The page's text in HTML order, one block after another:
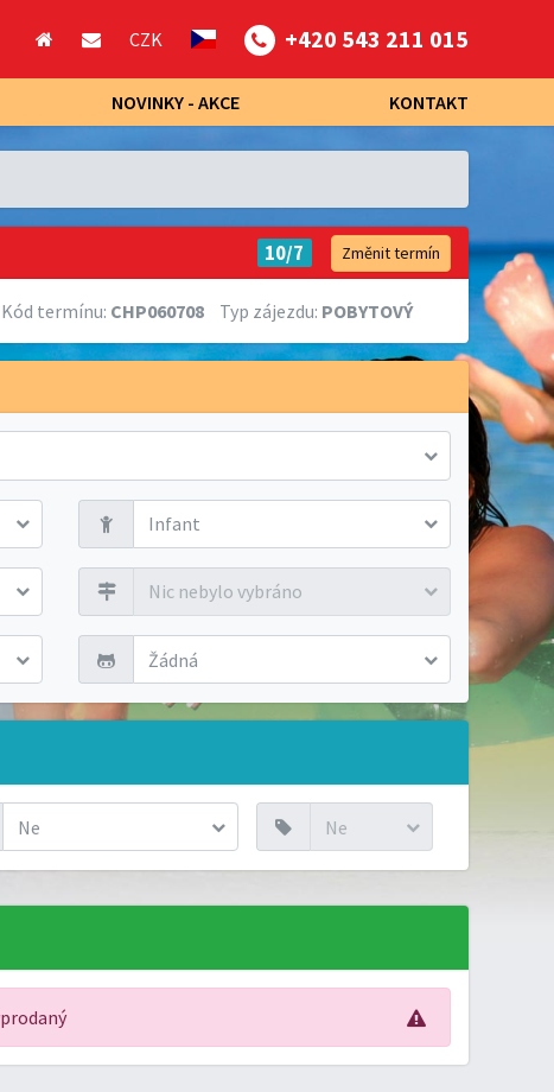
CZK +420 543 211 015
NOVINKY - AKCE KONTAKT
Změnit termín
10/7
Kód termínu: CHP060708 Typ zájezdu: POBYTOVÝ
Infant
Nic nebylo vybráno
Žádná
Ne
Ne